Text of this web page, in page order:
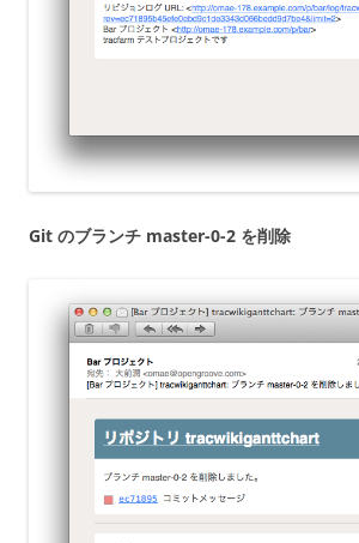
Git のブランチ master-0-2 を削除